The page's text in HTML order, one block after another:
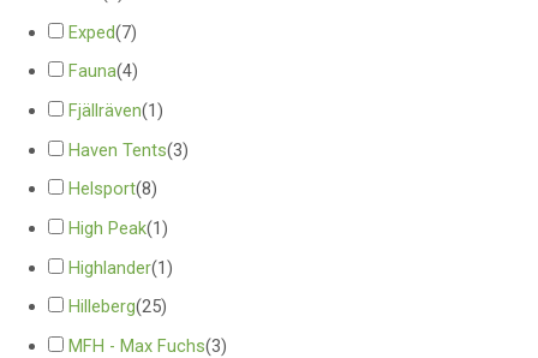
Exped(7)
Fauna(4)
Fjällräven(1)
Haven Tents(3)
Helsport(8)
High Peak(1)
Highlander(1)
Hilleberg(25)
MFH - Max Fuchs(3)